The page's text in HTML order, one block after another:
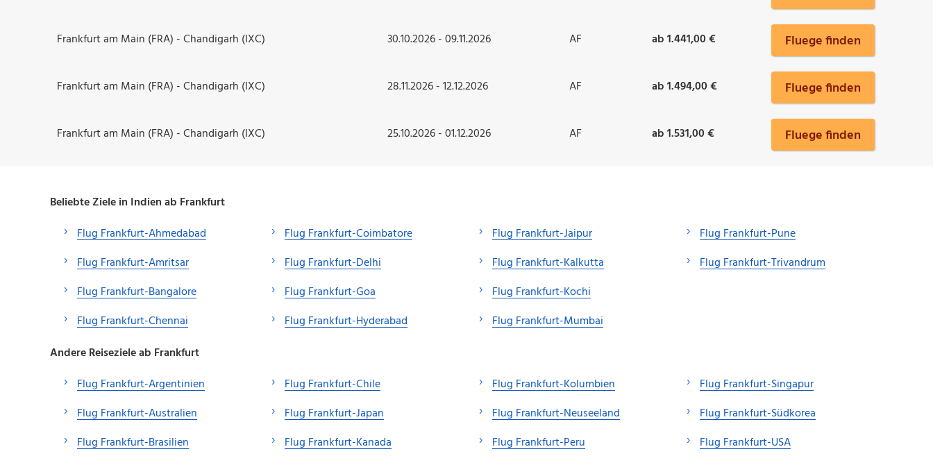
Frankfurt am Main (FRA) - Chandigarh (IXC) 30.10.2026 - 09.11.2026 AF ab 1.441,00 € Fluege finden
Frankfurt am Main (FRA) - Chandigarh (IXC) 28.11.2026 - 12.12.2026 AF ab 1.494,00 € Fluege finden
Frankfurt am Main (FRA) - Chandigarh (IXC) 25.10.2026 - 01.12.2026 AF ab 1.531,00 € Fluege finden
Beliebte Ziele in Indien ab Frankfurt
Flug Frankfurt-Ahmedabad
Flug Frankfurt-Amritsar
Flug Frankfurt-Bangalore
Flug Frankfurt-Chennai
Flug Frankfurt-Coimbatore
Flug Frankfurt-Delhi
Flug Frankfurt-Goa
Flug Frankfurt-Hyderabad
Flug Frankfurt-Jaipur
Flug Frankfurt-Kalkutta
Flug Frankfurt-Kochi
Flug Frankfurt-Mumbai
Flug Frankfurt-Pune
Flug Frankfurt-Trivandrum
Andere Reiseziele ab Frankfurt
Flug Frankfurt-Argentinien
Flug Frankfurt-Australien
Flug Frankfurt-Brasilien
Flug Frankfurt-Chile
Flug Frankfurt-Japan
Flug Frankfurt-Kanada
Flug Frankfurt-Kolumbien
Flug Frankfurt-Neuseeland
Flug Frankfurt-Peru
Flug Frankfurt-Singapur
Flug Frankfurt-Südkorea
Flug Frankfurt-USA